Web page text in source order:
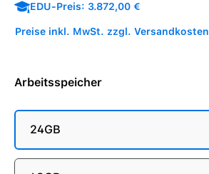
EDU-Preis: 3.872,00 €
Preise inkl. MwSt. zzgl. Versandkosten
Arbeitsspeicher
24GB